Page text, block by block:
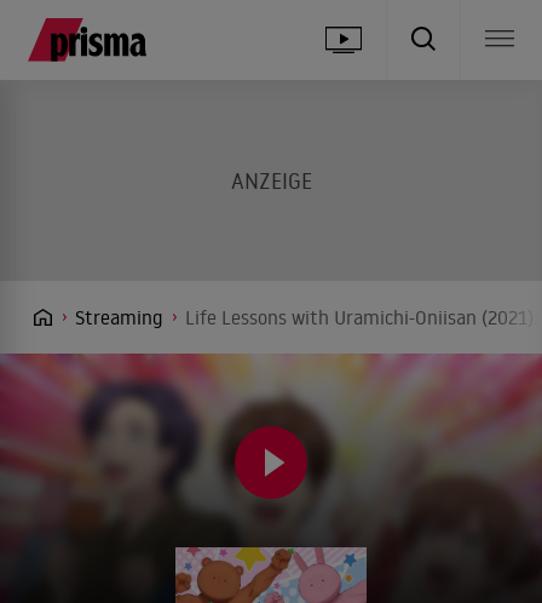
Streaming Life Lessons with Uramichi-Oniisan